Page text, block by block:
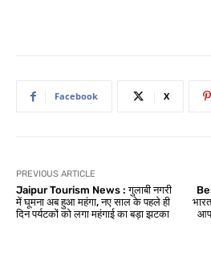
Facebook X
PREVIOUS ARTICLE
Jaipur Tourism News : गुलाबी नगरी
में घूमना अब हुआ महंगा, नए साल के पहले ही
दिन पर्यटकों को लगा महंगाई का बड़ा झटका